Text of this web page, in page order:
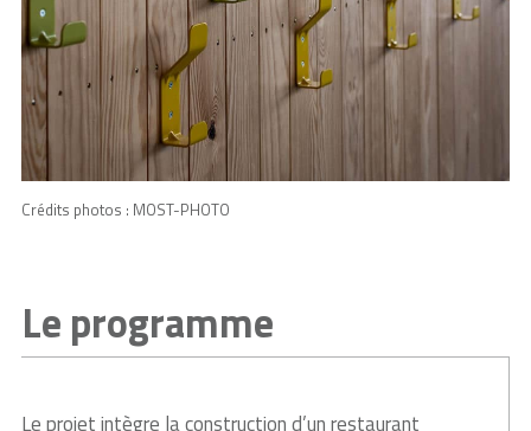
Crédits photos : MOST-PHOTO
Le programme
Le projet intègre la construction d’un restaurant